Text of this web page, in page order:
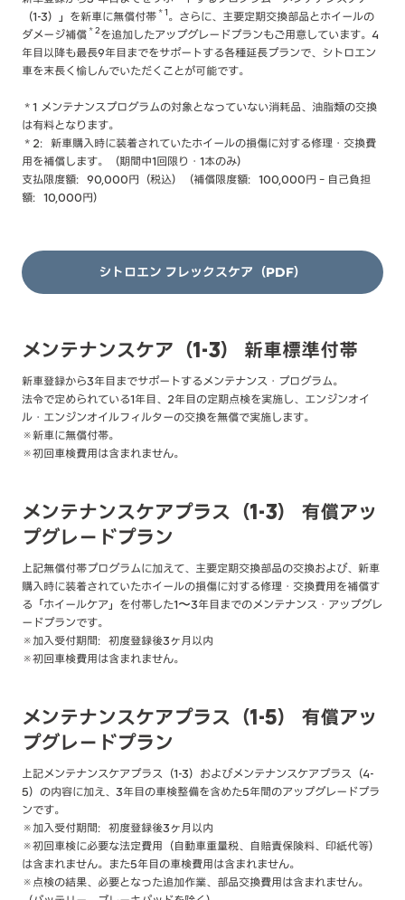
（1-3）」を新車に無償付帯＊1。さらに、主要定期交換部品とホイールの
ダメージ補償＊2を追加したアップグレードプランもご用意しています。4
年目以降も最長9年目までをサポートする各種延長プランで、シトロエン
車を末長く愉しんでいただくことが可能です。
＊1 メンテナンスプログラムの対象となっていない消耗品、油脂類の交換
は有料となります。
＊2：新車購入時に装着されていたホイールの損傷に対する修理・交換費
用を補償します。（期間中1回限り・1本のみ）
支払限度額：90,000円（税込）（補償限度額：100,000円－自己負担
額：10,000円）
シトロエン フレックスケア（PDF）
メンテナンスケア（1-3） 新車標準付帯
新車登録から3年目までサポートするメンテナンス・プログラム。
法令で定められている1年目、2年目の定期点検を実施し、エンジンオイ
ル・エンジンオイルフィルターの交換を無償で実施します。
※新車に無償付帯。
※初回車検費用は含まれません。
メンテナンスケアプラス（1-3） 有償アッ
プグレードプラン
上記無償付帯プログラムに加えて、主要定期交換部品の交換および、新車
購入時に装着されていたホイールの損傷に対する修理・交換費用を補償す
る「ホイールケア」を付帯した1〜3年目までのメンテナンス・アップグレ
ードプランです。
※加入受付期間：初度登録後3ヶ月以内
※初回車検費用は含まれません。
メンテナンスケアプラス（1-5） 有償アッ
プグレードプラン
上記メンテナンスケアプラス（1-3）およびメンテナンスケアプラス（4-
5）の内容に加え、3年目の車検整備を含めた5年間のアップグレードプラ
ンです。
※加入受付期間：初度登録後3ヶ月以内
※初回車検に必要な法定費用（自動車重量税、自賠責保険料、印紙代等）
は含まれません。また5年目の車検費用は含まれません。
※点検の結果、必要となった追加作業、部品交換費用は含まれません。